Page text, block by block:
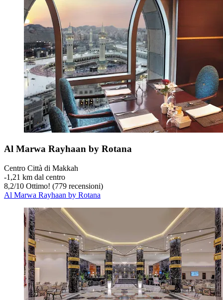
Al Marwa Rayhaan by Rotana
Centro Città di Makkah
‐1,21 km dal centro
8,2/10 Ottimo! (779 recensioni)
Al Marwa Rayhaan by Rotana